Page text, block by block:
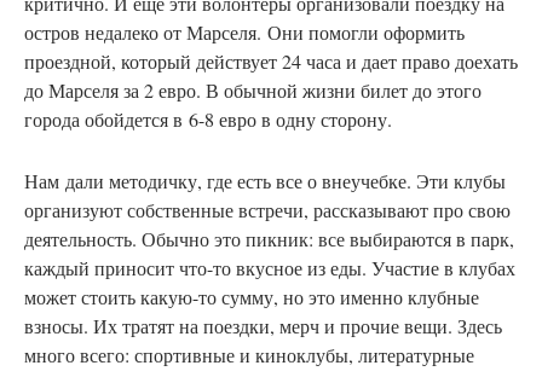
остров недалеко от Марселя. Они помогли оформить
проездной, который действует 24 часа и дает право доехать
до Марселя за 2 евро. В обычной жизни билет до этого
города обойдется в 6-8 евро в одну сторону.
Нам дали методичку, где есть все о внеучебке. Эти клубы
организуют собственные встречи, рассказывают про свою
деятельность. Обычно это пикник: все выбираются в парк,
каждый приносит что-то вкусное из еды. Участие в клубах
может стоить какую-то сумму, но это именно клубные
взносы. Их тратят на поездки, мерч и прочие вещи. Здесь
много всего: спортивные и киноклубы, литературные